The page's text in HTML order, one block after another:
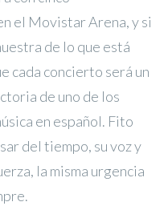
el Movistar Arena, y si
de lo que está
cada concierto será un
de uno de los
en español. Fito
del tiempo, su voz y
la misma urgencia